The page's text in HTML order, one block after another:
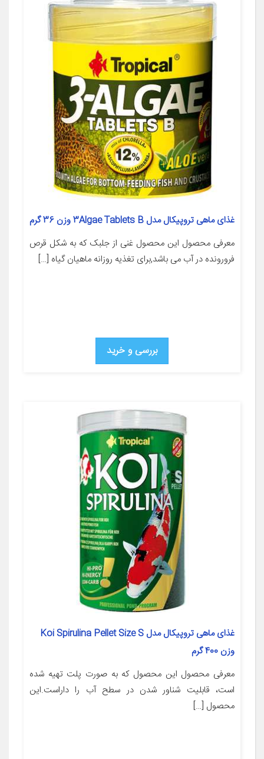
غذای ماهی تروپیکال مدل 3Algae Tablets B وزن 36 گرم
معرفی محصول این محصول غنی از جلبک که به شکل قرص
فرورونده در آب می باشد,برای تغذیه روزانه ماهیان گیاه […]
بررسی و خرید
غذای ماهی تروپیکال مدل Koi Spirulina Pellet Size S
وزن 400 گرم
معرفی محصول این محصول که به صورت پلت تهیه شده
است، قابلیت شناور شدن در سطح آب را داراست.این
محصول […]